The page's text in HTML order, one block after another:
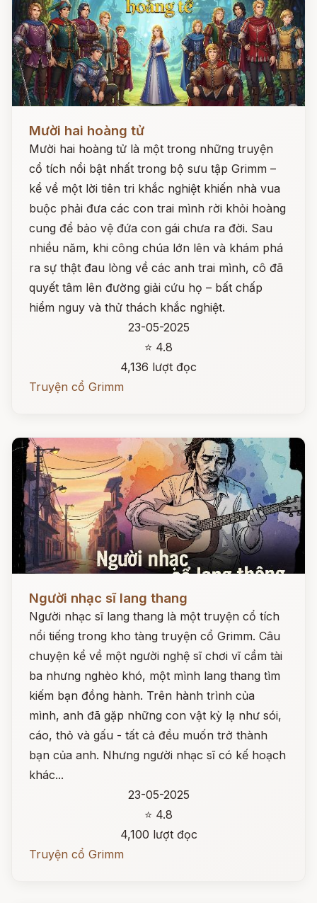
Mười hai hoàng tử
Mười hai hoàng tử là một trong những truyện
cổ tích nổi bật nhất trong bộ sưu tập Grimm –
kể về một lời tiên tri khắc nghiệt khiến nhà vua
buộc phải đưa các con trai mình rời khỏi hoàng
cung để bảo vệ đứa con gái chưa ra đời. Sau
nhiều năm, khi công chúa lớn lên và khám phá
ra sự thật đau lòng về các anh trai mình, cô đã
quyết tâm lên đường giải cứu họ – bất chấp
hiểm nguy và thử thách khắc nghiệt.
23-05-2025
⭐ 4.8
4,136 lượt đọc
Truyện cổ Grimm
Người nhạc sĩ lang thang
Người nhạc sĩ lang thang là một truyện cổ tích
nổi tiếng trong kho tàng truyện cổ Grimm. Câu
chuyện kể về một người nghệ sĩ chơi vĩ cầm tài
ba nhưng nghèo khó, một mình lang thang tìm
kiếm bạn đồng hành. Trên hành trình của
mình, anh đã gặp những con vật kỳ lạ như sói,
cáo, thỏ và gấu - tất cả đều muốn trở thành
bạn của anh. Nhưng người nhạc sĩ có kế hoạch
khác...
23-05-2025
⭐ 4.8
4,100 lượt đọc
Truyện cổ Grimm